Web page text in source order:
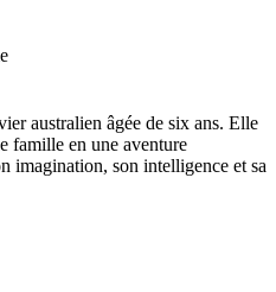
australien âgée de six ans. Elle
famille en une aventure
imagination, son intelligence et sa